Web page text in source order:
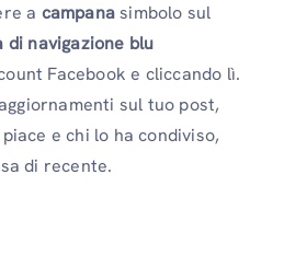
a campanasimbolo sul
di navigazione blu
Facebook e cliccando lì.
sul tuo post,
e chi lo ha condiviso,
di recente.